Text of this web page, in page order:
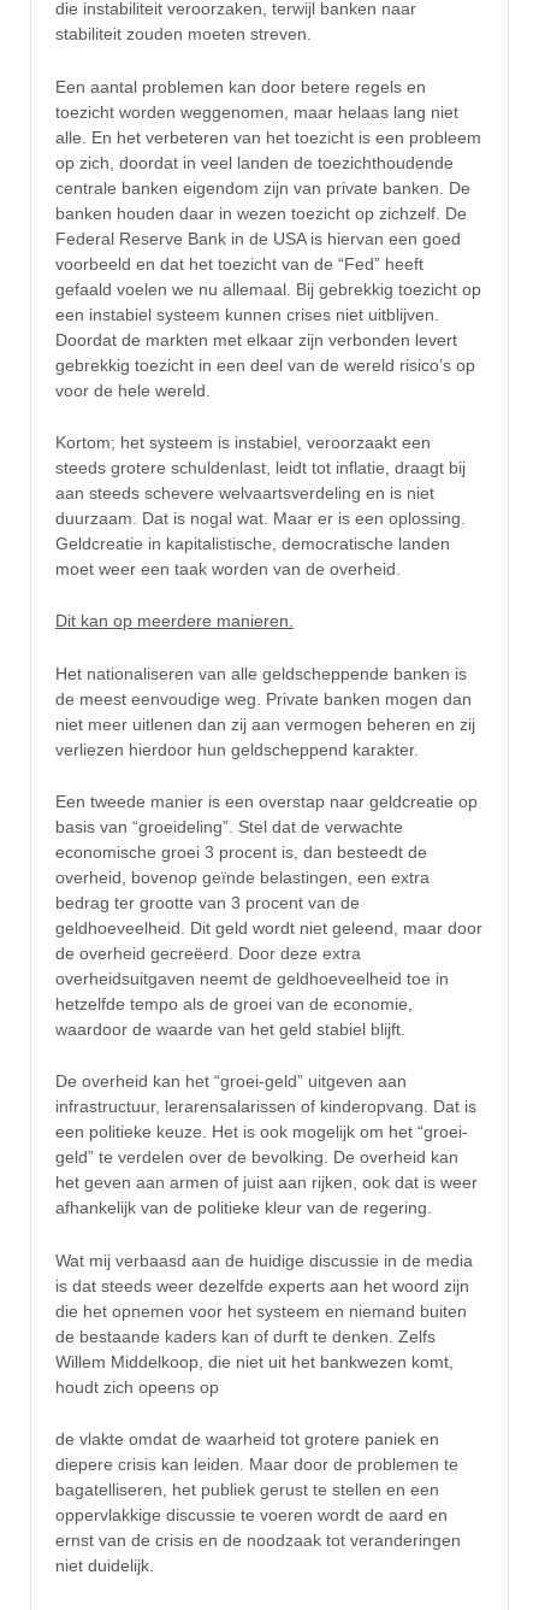
die instabiliteit veroorzaken, terwijl banken naar
stabiliteit zouden moeten streven.
Een aantal problemen kan door betere regels en
toezicht worden weggenomen, maar helaas lang niet
alle. En het verbeteren van het toezicht is een probleem
op zich, doordat in veel landen de toezichthoudende
centrale banken eigendom zijn van private banken. De
banken houden daar in wezen toezicht op zichzelf. De
Federal Reserve Bank in de USA is hiervan een goed
voorbeeld en dat het toezicht van de “Fed” heeft
gefaald voelen we nu allemaal. Bij gebrekkig toezicht op
een instabiel systeem kunnen crises niet uitblijven.
Doordat de markten met elkaar zijn verbonden levert
gebrekkig toezicht in een deel van de wereld risico’s op
voor de hele wereld.
Kortom; het systeem is instabiel, veroorzaakt een
steeds grotere schuldenlast, leidt tot inflatie, draagt bij
aan steeds schevere welvaartsverdeling en is niet
duurzaam. Dat is nogal wat. Maar er is een oplossing.
Geldcreatie in kapitalistische, democratische landen
moet weer een taak worden van de overheid.
Dit kan op meerdere manieren.
Het nationaliseren van alle geldscheppende banken is
de meest eenvoudige weg. Private banken mogen dan
niet meer uitlenen dan zij aan vermogen beheren en zij
verliezen hierdoor hun geldscheppend karakter.
Een tweede manier is een overstap naar geldcreatie op
basis van “groeideling”. Stel dat de verwachte
economische groei 3 procent is, dan besteedt de
overheid, bovenop geïnde belastingen, een extra
bedrag ter grootte van 3 procent van de
geldhoeveelheid. Dit geld wordt niet geleend, maar door
de overheid gecreëerd. Door deze extra
overheidsuitgaven neemt de geldhoeveelheid toe in
hetzelfde tempo als de groei van de economie,
waardoor de waarde van het geld stabiel blijft.
De overheid kan het “groei-geld” uitgeven aan
infrastructuur, lerarensalarissen of kinderopvang. Dat is
een politieke keuze. Het is ook mogelijk om het “groei-
geld” te verdelen over de bevolking. De overheid kan
het geven aan armen of juist aan rijken, ook dat is weer
afhankelijk van de politieke kleur van de regering.
Wat mij verbaasd aan de huidige discussie in de media
is dat steeds weer dezelfde experts aan het woord zijn
die het opnemen voor het systeem en niemand buiten
de bestaande kaders kan of durft te denken. Zelfs
Willem Middelkoop, die niet uit het bankwezen komt,
houdt zich opeens op
de vlakte omdat de waarheid tot grotere paniek en
diepere crisis kan leiden. Maar door de problemen te
bagatelliseren, het publiek gerust te stellen en een
oppervlakkige discussie te voeren wordt de aard en
ernst van de crisis en de noodzaak tot veranderingen
niet duidelijk.